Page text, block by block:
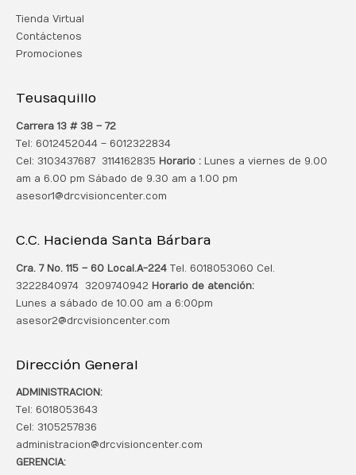
Tienda Virtual
Contáctenos
Promociones
Teusaquillo
Carrera 13 # 38 – 72
Tel: 6012452044 – 6012322834
Cel: 3103437687 3114162835 Horario : Lunes a viernes de 9.00
am a 6.00 pm Sábado de 9.30 am a 1.00 pm
asesor1@drcvisioncenter.com
C.C. Hacienda Santa Bárbara
Cra. 7 No. 115 – 60 Local.A-224 Tel. 6018053060 Cel.
3222840974 3209740942 Horario de atención:
Lunes a sábado de 10.00 am a 6:00pm
asesor2@drcvisioncenter.com
Dirección General
ADMINISTRACION:
Tel: 6018053643
Cel: 3105257836
administracion@drcvisioncenter.com
GERENCIA: